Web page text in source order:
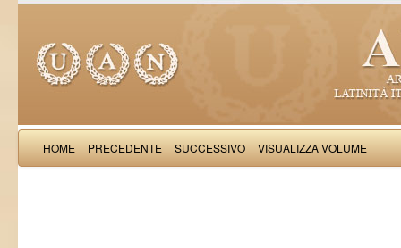
HOME PRECEDENTE SUCCESSIVO VISUALIZZA VOLUME